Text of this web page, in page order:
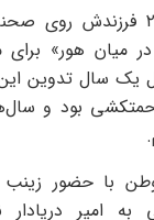
پایه‌شناس همراه با ۲
میان هور»
یک سال تدوین این
بود و
با حضور زینب
به امیر